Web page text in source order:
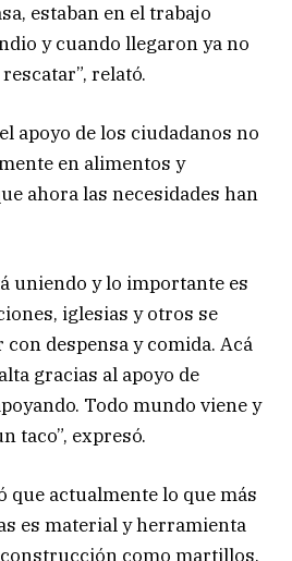
estaban en el trabajo
y cuando llegaron ya no
relató.
apoyo de los ciudadanos no
en alimentos y
ahora las necesidades han
uniendo y lo importante es
iglesias y otros se
despensa y comida. Acá
gracias al apoyo de
Todo mundo viene y
taco”, expresó.
que actualmente lo que más
es material y herramienta
como martillos,